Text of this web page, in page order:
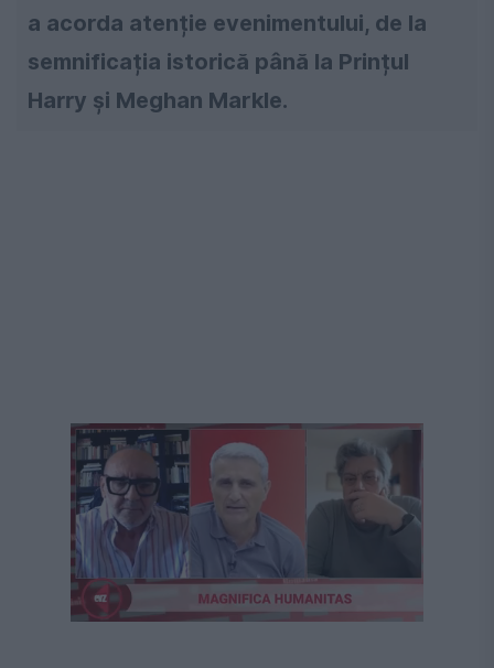
a acorda atenție evenimentului, de la
semnificația istorică până la Prințul
Harry și Meghan Markle.